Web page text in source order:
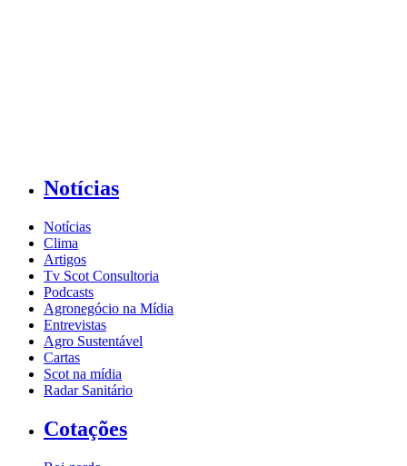
Notícias
Notícias
Clima
Artigos
Tv Scot Consultoria
Podcasts
Agronegócio na Mídia
Entrevistas
Agro Sustentável
Cartas
Scot na mídia
Radar Sanitário
Cotações